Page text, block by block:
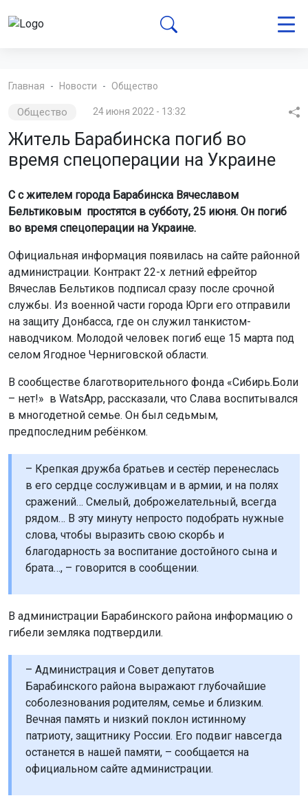
Главная Новости Общество
Общество 24 июня 2022 - 13:32
Житель Барабинска погиб во
время спецоперации на Украине
С с жителем города Барабинска Вячеславом
Бельтиковым простятся в субботу, 25 июня. Он погиб
во время спецоперации на Украине.
Официальная информация появилась на сайте районной
администрации. Контракт 22-х летний ефрейтор
Вячеслав Бельтиков подписал сразу после срочной
службы. Из военной части города Юрги его отправили
на защиту Донбасса, где он служил танкистом-
наводчиком. Молодой человек погиб еще 15 марта под
селом Ягодное Черниговской области.
В сообществе благотворительного фонда «Сибирь.Боли
– нет!» в WatsApp, рассказали, что Слава воспитывался
в многодетной семье. Он был седьмым,
предпоследним ребёнком.
– Крепкая дружба братьев и сестёр перенеслась
в его сердце сослуживцам и в армии, и на полях
сражений… Смелый, доброжелательный, всегда
рядом… В эту минуту непросто подобрать нужные
слова, чтобы выразить свою скорбь и
благодарность за воспитание достойного сына и
брата…, – говорится в сообщении.
В администрации Барабинского района информацию о
гибели земляка подтвердили.
– Администрация и Совет депутатов
Барабинского района выражают глубочайшие
соболезнования родителям, семье и близким.
Вечная память и низкий поклон истинному
патриоту, защитнику России. Его подвиг навсегда
останется в нашей памяти, – сообщается на
официальном сайте администрации.